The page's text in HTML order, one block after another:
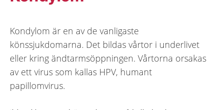
Kondylom är en av de vanligaste
könssjukdomarna. Det bildas vårtor i underlivet
eller kring ändtarmsöppningen. Vårtorna orsakas
av ett virus som kallas HPV, humant
papillomvirus.